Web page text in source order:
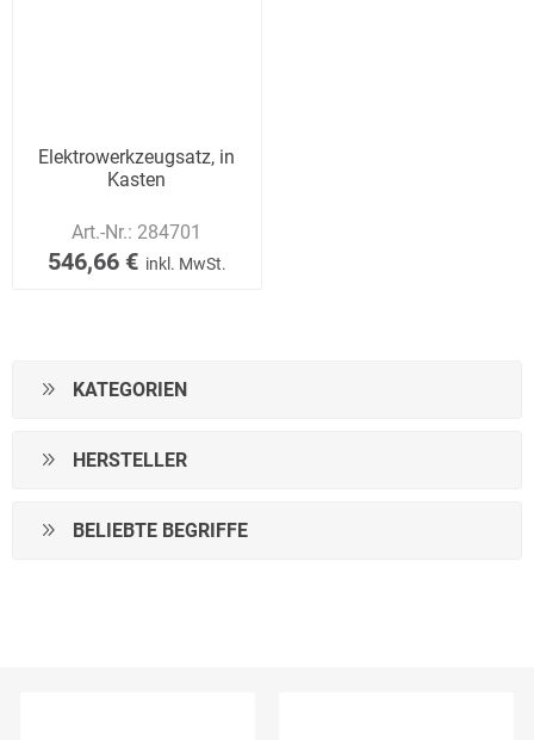
Elektrowerkzeugsatz, in
Kasten
Art.-Nr.: 284701
546,66 € inkl. MwSt.
KATEGORIEN
HERSTELLER
BELIEBTE BEGRIFFE